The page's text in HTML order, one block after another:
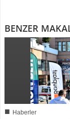
BENZER
■ Haberler